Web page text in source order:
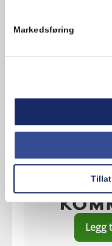
Markedsføring
Hva
Legg